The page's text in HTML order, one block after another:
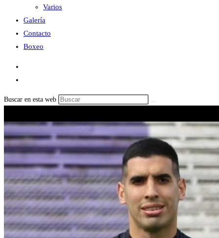
Varios
Galería
Contacto
Boxeo
Buscar en esta web